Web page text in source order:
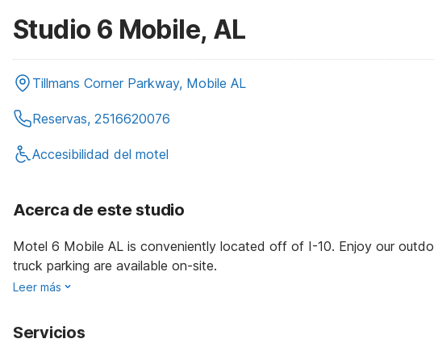
Studio 6 Mobile, AL
Tillmans Corner Parkway, Mobile AL
Reservas, 2516620076
Accesibilidad del motel
Acerca de este studio
Motel 6 Mobile AL is conveniently located off of I-10. Enjoy our
truck parking are available on-site.
Leer más
Servicios